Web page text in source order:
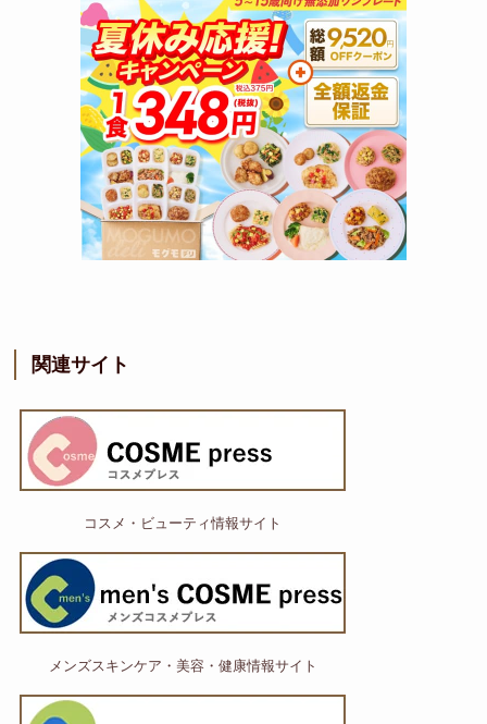
関連サイト
コスメ・ビューティ情報サイト
メンズスキンケア・美容・健康情報サイト